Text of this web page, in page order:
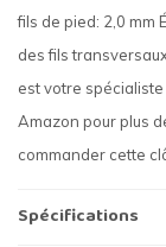
fils de pied: 2,0 mm
des fils
est votre
Amazon pour plus
commander cette
Spécifications